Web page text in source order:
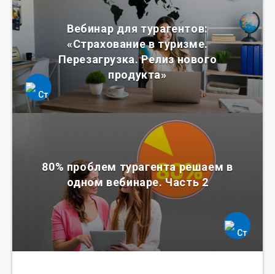
Вебинар для турагентов:
«Страхование в туризме.
Перезагрузка. Релиз нового
продукта»
80% проблем турагента решаем в
одном вебинаре. Часть 2